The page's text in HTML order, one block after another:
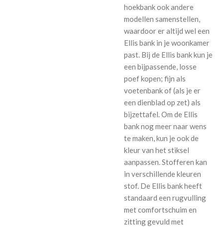
hoekbank ook andere
modellen samenstellen,
waardoor er altijd wel een
Ellis bank in je woonkamer
past. Bij de Ellis bank kun je
een bijpassende, losse
poef kopen; fijn als
voetenbank of (als je er
een dienblad op zet) als
bijzettafel. Om de Ellis
bank nog meer naar wens
te maken, kun je ook de
kleur van het stiksel
aanpassen. Stofferen kan
in verschillende kleuren
stof. De Ellis bank heeft
standaard een rugvulling
met comfortschuim en
zitting gevuld met